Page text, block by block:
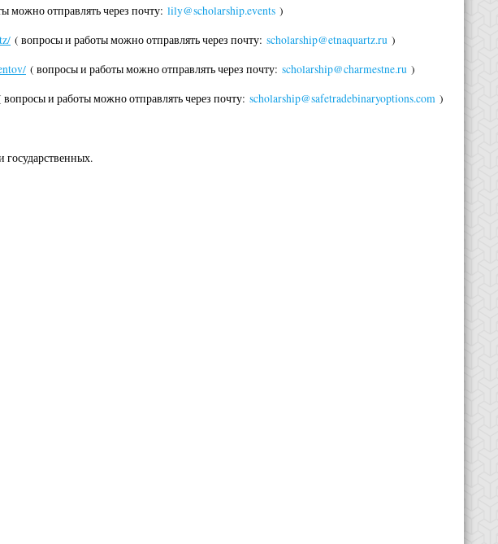
можно отправлять через почту: lily@scholarship.events )
( вопросы и работы можно отправлять через почту: scholarship@etnaquartz.ru )
( вопросы и работы можно отправлять через почту: scholarship@charmestne.ru )
вопросы и работы можно отправлять через почту: scholarship@safetradebinaryoptions.com )
государственных.